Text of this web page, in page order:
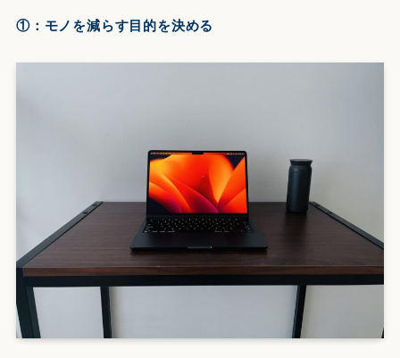
①：モノを減らす目的を決める